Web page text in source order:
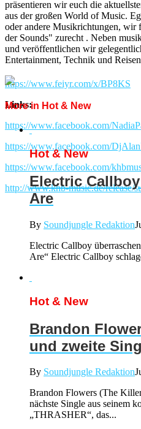
https://www.feiyr.com/x/BP8KS
Links:
https://www.facebook.com/
https://www.facebook.com/
https://www.facebook.com/
http://www.khb-music.de/release/
präsentieren wir euch die
aus der großen World of Music.
oder andere Musikrichtungen, wir
der Sounds" zurecht . Neben
und veröffentlichen wir
Entertainment, Technik und
More in Hot & New
Hot & New
Electric
Are
By Soundjungle Redaktion
Electric Callboy
Are“ Electric Callboy
Hot & New
Brandon
und zweite
By Soundjungle Redaktion
Brandon Flowers (The
nächste Single aus seinem
„THRASHER“, das...